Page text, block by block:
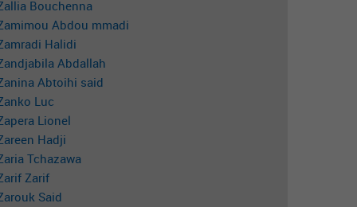
Bouchenna
Abdou mmadi
Halidi
Abdallah
Abtoihi said
Luc
Lionel
Hadji
Tchazawa
Zarif
Said